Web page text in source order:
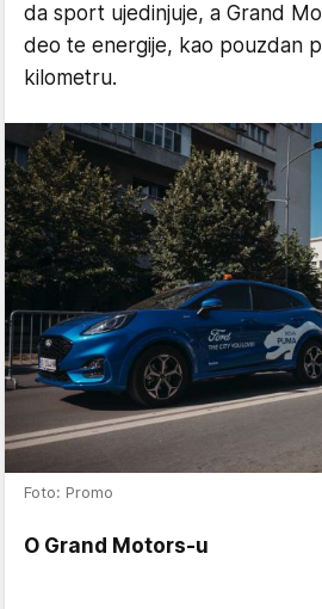
da sport ujedinjuje, a Grand
deo te energije, kao pouzdan
kilometru.
Foto: Promo
O Grand Motors-u